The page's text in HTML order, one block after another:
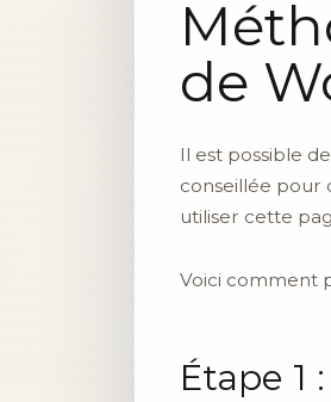
de
Il est possible
conseillée pour
utiliser cette
Voici comment
Étape 1